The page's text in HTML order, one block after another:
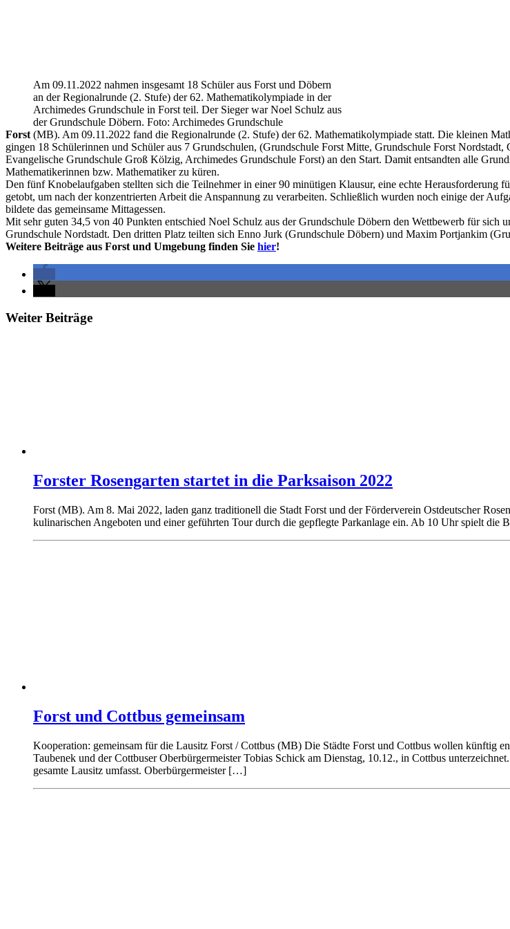
Am 09.11.2022 nahmen insgesamt 18 Schüler aus Forst und Döbern
an der Regionalrunde (2. Stufe) der 62. Mathematikolympiade in der
Archimedes Grundschule in Forst teil. Der Sieger war Noel Schulz aus
der Grundschule Döbern. Foto: Archimedes Grundschule
Forst (MB). Am 09.11.2022 fand die Regionalrunde (2. Stufe) der 62. Mathematikolympiade statt. Die kleinen
gingen 18 Schülerinnen und Schüler aus 7 Grundschulen, (Grundschule Forst Mitte, Grundschule Forst
Evangelische Grundschule Groß Kölzig, Archimedes Grundschule Forst) an den Start. Damit entsandten alle
Mathematikerinnen bzw. Mathematiker zu küren.
Den fünf Knobelaufgaben stellten sich die Teilnehmer in einer 90 minütigen Klausur, eine echte Herausforderung
getobt, um nach der konzentrierten Arbeit die Anspannung zu verarbeiten. Schließlich wurden noch einige der
bildete das gemeinsame Mittagessen.
Mit sehr guten 34,5 von 40 Punkten entschied Noel Schulz aus der Grundschule Döbern den Wettbewerb für
Grundschule Nordstadt. Den dritten Platz teilten sich Enno Jurk (Grundschule Döbern) und Maxim Portjankim
Weitere Beiträge aus Forst und Umgebung finden Sie hier!
Weiter Beiträge
Forster Rosengarten startet in die Parksaison 2022
Forst (MB). Am 8. Mai 2022, laden ganz traditionell die Stadt Forst und der Förderverein Ostdeutscher
kulinarischen Angeboten und einer geführten Tour durch die gepflegte Parkanlage ein. Ab 10 Uhr spielt
Forst und Cottbus gemeinsam
Kooperation: gemeinsam für die Lausitz Forst / Cottbus (MB) Die Städte Forst und Cottbus wollen künftig
Taubenek und der Cottbuser Oberbürgermeister Tobias Schick am Dienstag, 10.12., in Cottbus
gesamte Lausitz umfasst. Oberbürgermeister […]